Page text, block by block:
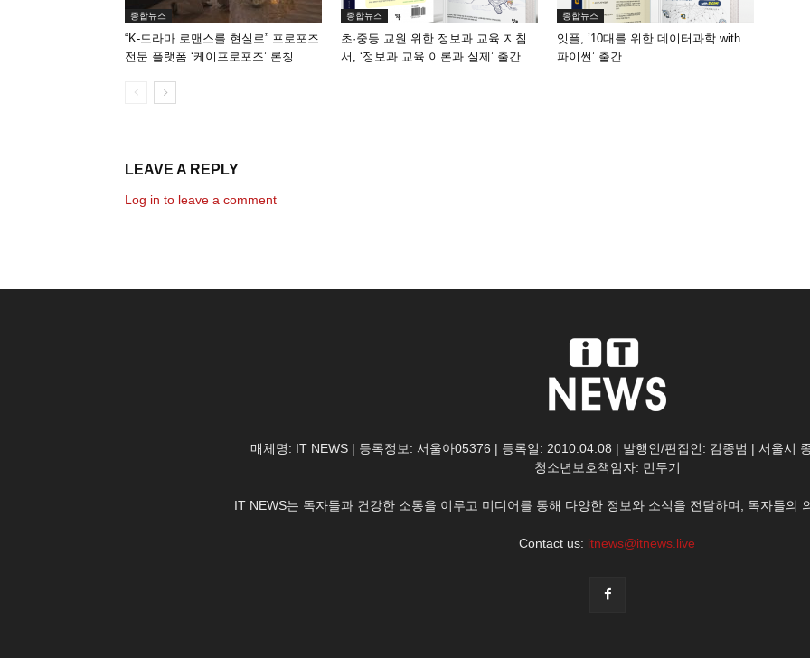
종합뉴스
“K-드라마 로맨스를 현실로” 프로포즈
전문 플랫폼 ‘케이프로포즈’ 론칭
종합뉴스
초·중등 교원 위한 정보과 교육 지침
서, ‘정보과 교육 이론과 실제’ 출간
종합뉴스
잇플, ’10대를 위한 데이터과학 with
파이썬’ 출간
LEAVE A REPLY
Log in to leave a comment
매체명: IT NEWS | 등록정보: 서울아05376 | 등록일: 2010.04.08 | 발행인/편집인: 김종범 | 서울시
청소년보호책임자: 민두기
IT NEWS는 독자들과 건강한 소통을 이루고 미디어를 통해 다양한 정보와 소식을 전달하며, 독자들의
Contact us: itnews@itnews.live